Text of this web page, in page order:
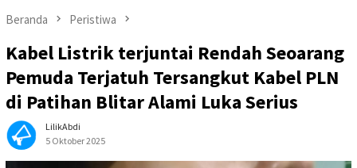
Beranda Peristiwa
Kabel Listrik terjuntai Rendah Seoarang
Pemuda Terjatuh Tersangkut Kabel PLN
di Patihan Blitar Alami Luka Serius
LilikAbdi
5 Oktober 2025